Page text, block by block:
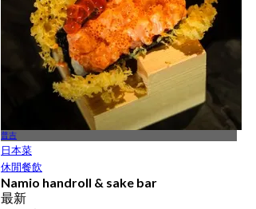
普吉
日本菜
休閒餐飲
Namio handroll & sake bar
最新